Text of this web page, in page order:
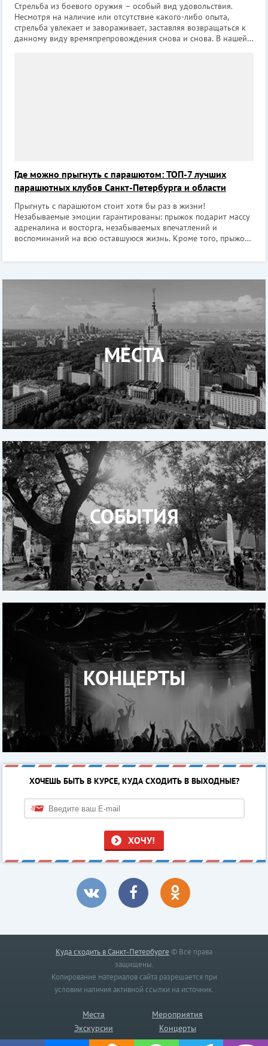
Стрельба из боевого оружия – особый вид удовольствия.
Несмотря на наличие или отсутствие какого-либо опыта,
стрельба увлекает и завораживает, заставляя возвращаться к
данному виду времяпрепровождения снова и снова. В нашей
Где можно прыгнуть с парашютом: ТОП-7 лучших
парашютных клубов Санкт-Петербурга и области
Прыгнуть с парашютом стоит хотя бы раз в жизни!
Незабываемые эмоции гарантированы: прыжок подарит массу
адреналина и восторга, незабываемых впечатлений и
воспоминаний на всю оставшуюся жизнь. Кроме того, прыжок
праздник другу, коллеге или второй пол
МЕСТА
СОБЫТИЯ
КОНЦЕРТЫ
ХОЧЕШЬ БЫТЬ В КУРСЕ, КУДА СХОДИТЬ В ВЫХОДНЫЕ?
ХОЧУ!
Куда сходить в Санкт-Петербурге © Все права
защищены.
Копирование материалов сайта разрешается при
условии наличия активной ссылки на источник.
Места
Мероприятия
Экскурсии
Концерты